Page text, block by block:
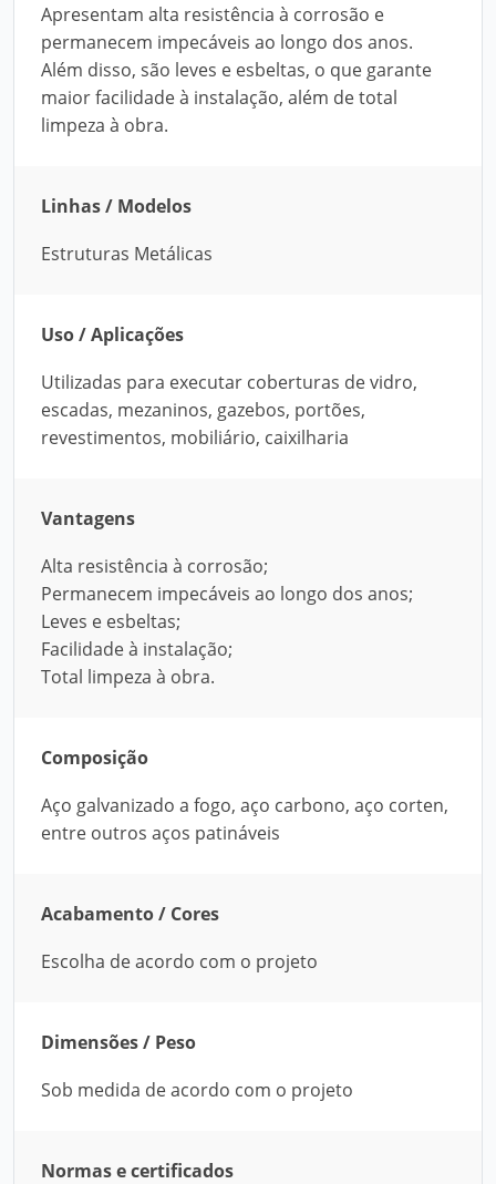
Apresentam alta resistência à corrosão e
permanecem impecáveis ao longo dos anos.
Além disso, são leves e esbeltas, o que garante
maior facilidade à instalação, além de total
limpeza à obra.
Linhas / Modelos
Estruturas Metálicas
Uso / Aplicações
Utilizadas para executar coberturas de vidro,
escadas, mezaninos, gazebos, portões,
revestimentos, mobiliário, caixilharia
Vantagens
Alta resistência à corrosão;
Permanecem impecáveis ao longo dos anos;
Leves e esbeltas;
Facilidade à instalação;
Total limpeza à obra.
Composição
Aço galvanizado a fogo, aço carbono, aço corten,
entre outros aços patináveis
Acabamento / Cores
Escolha de acordo com o projeto
Dimensões / Peso
Sob medida de acordo com o projeto
Normas e certificados